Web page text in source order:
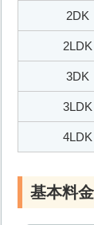
2DK
2LDK
3DK
3LDK
4LDK
基本料